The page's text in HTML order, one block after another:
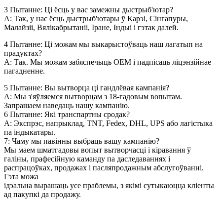
3 Пытанне: Ці ёсць у вас замежны дыстрыб'ютар?
A: Так, у нас ёсць дыстрыб'ютары ў Карэі, Сінгапуры,
Малайзіі, Вялікабрытаніі, Іране, Індыі і гэтак далей.
4 Пытанне: Ці можам мы выкарыстоўваць наш лагатып на
прадуктах?
A: Так. Мы можам забяспечыць OEM і падпісаць ліцэнзійнае
пагадненне.
5 Пытанне: Вы вытворца ці гандлёвая кампанія?
A: Мы з'яўляемся вытворцам з 18-гадовым вопытам.
Запрашаем наведаць нашу кампанію.
6 Пытанне: Які транспартны сродак?
A: Экспрэс, напрыклад, TNT, Fedex, DHL, UPS або лагістыка
па індыкатары.
7: Чаму мы павінны выбраць вашу кампанію?
Мы маем шматгадовы вопыт вытворчасці і кіравання ў
галіны, прафесійную каманду па даследаваннях і
распрацоўках, продажах і пасляпродажным абслугоўванні.
Гэта можа
ідэальна вырашаць усе праблемы, з якімі сутыкаюцца кліенты
ад пакупкі да продажу.